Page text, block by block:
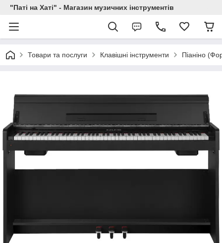
"Паті на Хаті" - Магазин музичних інструментів
Товари та послуги Клавішні інструменти Піаніно